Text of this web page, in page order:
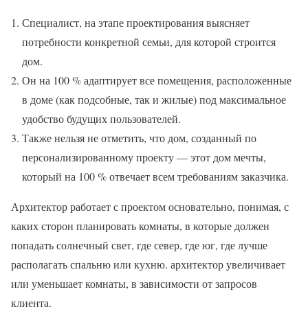
Специалист, на этапе проектирования выясняет
потребности конкретной семьи, для которой строится
дом.
Он на 100 % адаптирует все помещения, расположенные
в доме (как подсобные, так и жилые) под максимальное
удобство будущих пользователей.
Также нельзя не отметить, что дом, созданный по
персонализированному проекту — этот дом мечты,
который на 100 % отвечает всем требованиям заказчика.
Архитектор работает с проектом основательно, понимая, с
каких сторон планировать комнаты, в которые должен
попадать солнечный свет, где север, где юг, где лучше
располагать спальню или кухню. архитектор увеличивает
или уменьшает комнаты, в зависимости от запросов
клиента.